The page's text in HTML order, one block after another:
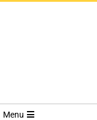
Menu